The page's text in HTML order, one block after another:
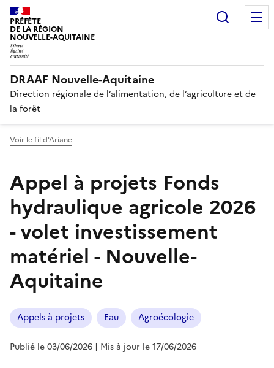
PRÉFÈTE
DE LA RÉGION
NOUVELLE-AQUITAINE
DRAAF Nouvelle-Aquitaine
Direction régionale de l’alimentation, de l’agriculture et de
la forêt
Voir le fil d'Ariane
Appel à projets Fonds
hydraulique agricole 2026
- volet investissement
matériel - Nouvelle-
Aquitaine
Appels à projets Eau Agroécologie
Publié le 03/06/2026 | Mis à jour le 17/06/2026